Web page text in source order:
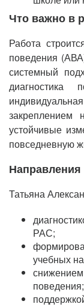
Что важно в
Работа
поведения
системный
диагностика
закреплением
устойчивые
повседневную
Татьяна
РАС;
учебных
поведения;